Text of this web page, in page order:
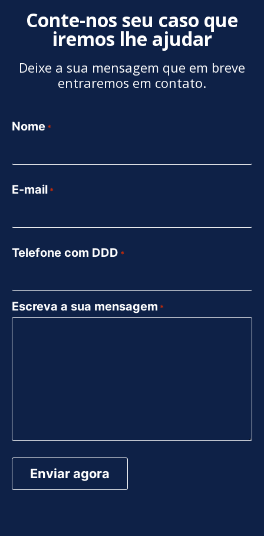
Conte-nos seu caso que
iremos lhe ajudar
Deixe a sua mensagem que em breve
entraremos em contato.
Nome *
E-mail *
Telefone com DDD *
Escreva a sua mensagem *